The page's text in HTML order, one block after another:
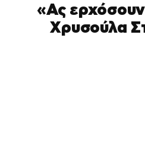
«Ας ερχόσουν
Χρυσούλα